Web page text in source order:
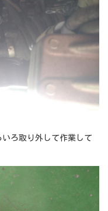
ろ取り外して作業して